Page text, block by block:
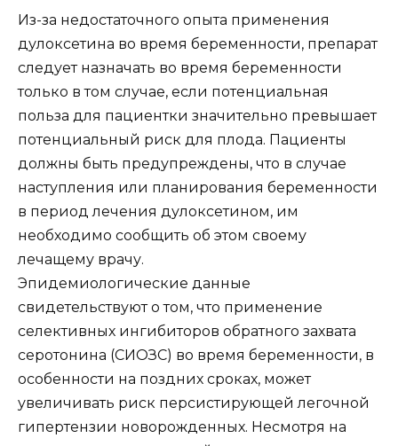
Из-за недостаточного опыта применения
дулоксетина во время беременности, препарат
следует назначать во время беременности
только в том случае, если потенциальная
польза для пациентки значительно превышает
потенциальный риск для плода. Пациенты
должны быть предупреждены, что в случае
наступления или планирования беременности
в период лечения дулоксетином, им
необходимо сообщить об этом своему
лечащему врачу.
Эпидемиологические данные
свидетельствуют о том, что применение
селективных ингибиторов обратного захвата
серотонина (СИОЗС) во время беременности, в
особенности на поздних сроках, может
увеличивать риск персистирующей легочной
гипертензии новорожденных. Несмотря на